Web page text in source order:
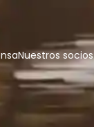
Nuestros socios